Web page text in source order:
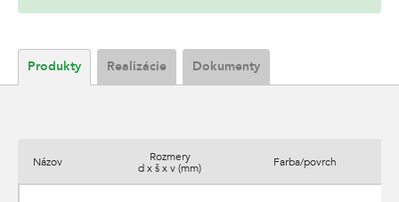
Produkty Realizácie Dokumenty
Názov
Rozmery
d x š x v (mm)
Farba/povrch